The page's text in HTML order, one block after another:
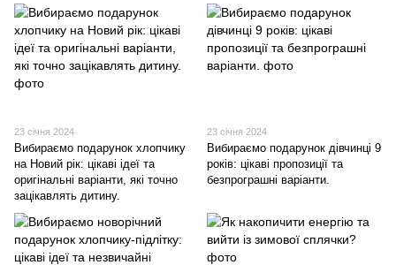
23 січня 2024
Вибираємо подарунок хлопчику
на Новий рік: цікаві ідеї та
оригінальні варіанти, які точно
зацікавлять дитину.
23 січня 2024
Вибираємо подарунок дівчинці 9
років: цікаві пропозиції та
безпрограшні варіанти.